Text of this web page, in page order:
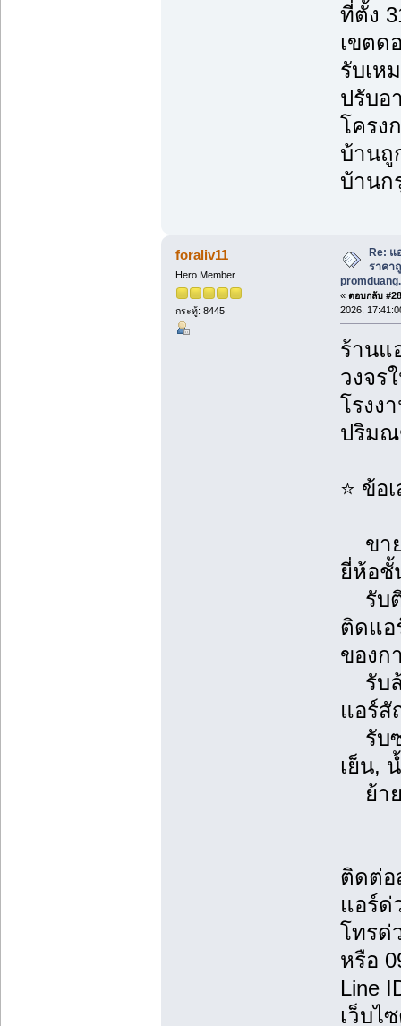
ที่ตั้ง
เขตด
รับเห
ปรับอ
โครง
บ้านถู
บ้านก
foraliv11
Hero Member
กระทู้: 8445
Re:
ราคา
« ตอบกลับ
2026,
ร้านแ
วงจร
โรงง
ปริม
⭐ ข้อ
ขาย
ยี่ห้อชั้
รับติ
ติดแอ
ของก
รับล้
แอร์สั
รับซ่
เย็น,
ย้าย
ติดต่อ
แอร์ด่
โทรด่
หรือ
Line
เว็บไ